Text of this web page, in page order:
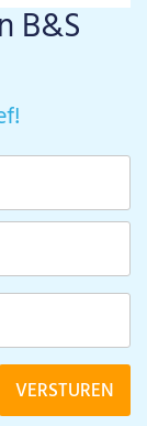
B&S